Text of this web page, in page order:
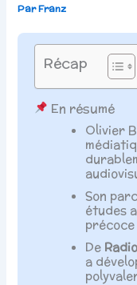
ParFranz
Récap
En résumé
Olivier
Son
études
De
a